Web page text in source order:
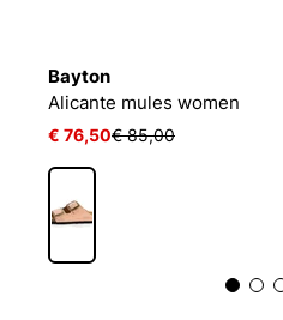
Bayton
Alicante mules women
€ 76,50€ 85,00